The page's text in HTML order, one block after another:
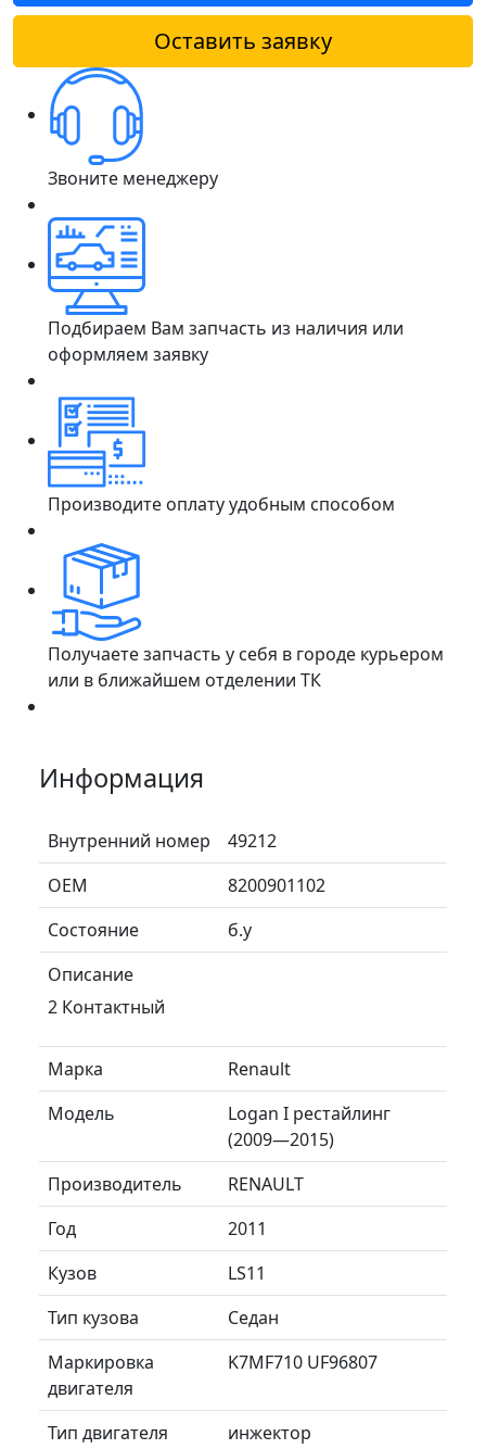
Оставить заявку
Звоните менеджеру
Подбираем Вам запчасть из наличия или
оформляем заявку
Производите оплату удобным способом
Получаете запчасть у себя в городе курьером
или в ближайшем отделении ТК
Информация
Внутренний номер
49212
ОЕМ
8200901102
Состояние
б.у
Описание
2 Контактный
Марка
Renault
Модель
Logan I рестайлинг
(2009—2015)
Производитель
RENAULT
Год
2011
Кузов
LS11
Тип кузова
Седан
Маркировка
двигателя
K7MF710 UF96807
Тип двигателя инжектор